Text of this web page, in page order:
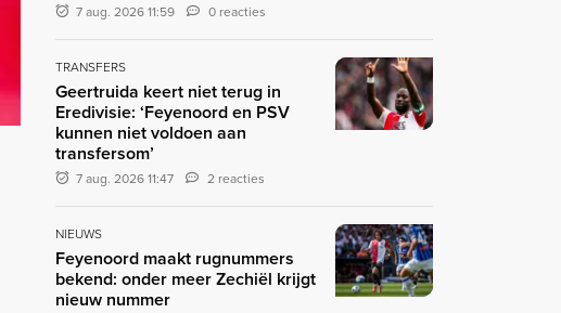
7 aug. 2026 11:59 0 reacties
TRANSFERS
Geertruida keert niet terug in
Eredivisie: ‘Feyenoord en PSV
kunnen niet voldoen aan
transfersom’
7 aug. 2026 11:47 2 reacties
NIEUWS
Feyenoord maakt rugnummers
bekend: onder meer Zechiël krijgt
nieuw nummer